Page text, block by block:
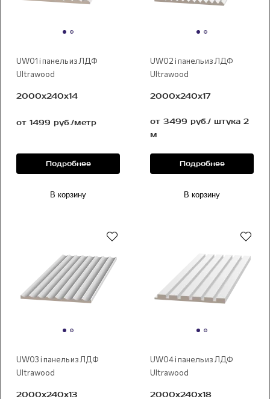
UW01 i панель из ЛДФ
Ultrawood
2000х240х14
от 1499 руб./метр
Подробнее
В корзину
UW02 i панель из ЛДФ
Ultrawood
2000х240х17
от 3499 руб./ штука 2
м
Подробнее
В корзину
UW03 i панель из ЛДФ
Ultrawood
2000х240х13
UW04 i панель из ЛДФ
Ultrawood
2000х240х18